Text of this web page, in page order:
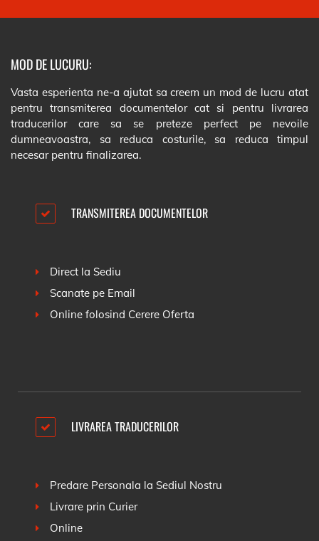
MOD DE LUCURU:
Vasta esperienta ne-a ajutat sa creem un mod de lucru atat
pentru transmiterea documentelor cat si pentru livrarea
traducerilor care sa se preteze perfect pe nevoile
dumneavoastra, sa reduca costurile, sa reduca timpul
necesar pentru finalizarea.
TRANSMITEREA DOCUMENTELOR
Direct la Sediu
Scanate pe Email
Online folosind Cerere Oferta
LIVRAREA TRADUCERILOR
Predare Personala la Sediul Nostru
Livrare prin Curier
Online